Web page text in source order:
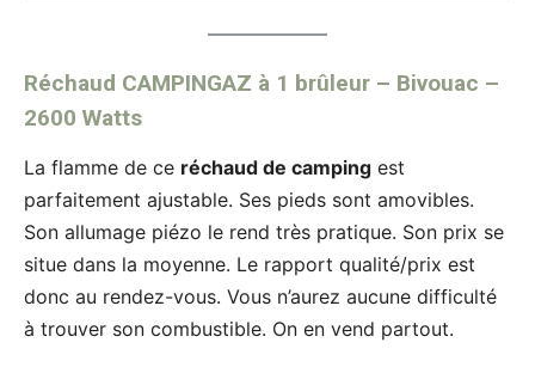
Réchaud CAMPINGAZ à 1 brûleur – Bivouac –
2600 Watts
La flamme de ce réchaud de camping est
parfaitement ajustable. Ses pieds sont amovibles.
Son allumage piézo le rend très pratique. Son prix se
situe dans la moyenne. Le rapport qualité/prix est
donc au rendez-vous. Vous n’aurez aucune difficulté
à trouver son combustible. On en vend partout.